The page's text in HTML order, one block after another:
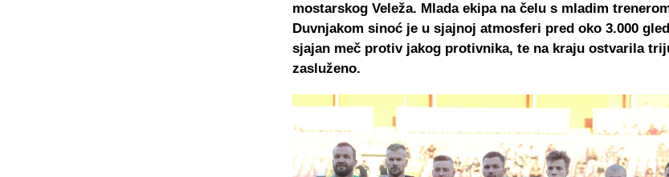
mostarskog Veleža. Mlada ekipa na čelu s mladim
Duvnjakom sinoć je u sjajnoj atmosferi pred oko 3.000
sjajan meč protiv jakog protivnika, te na kraju ostvarila
zasluženo.